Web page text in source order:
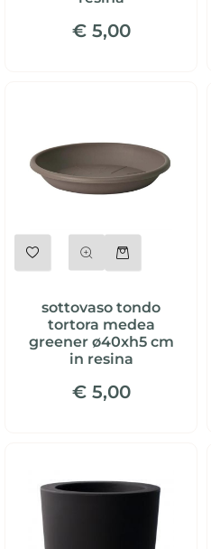
€ 5,00
sottovaso tondo
tortora medea
greener ø40xh5 cm
in resina
€ 5,00